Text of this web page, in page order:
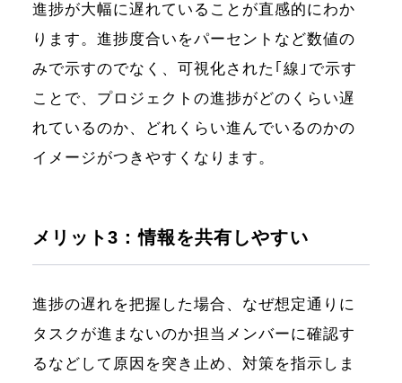
進捗が大幅に遅れていることが直感的にわか
ります。進捗度合いをパーセントなど数値の
みで示すのでなく、可視化された｢線｣で示す
ことで、プロジェクトの進捗がどのくらい遅
れているのか、どれくらい進んでいるのかの
イメージがつきやすくなります。
メリット3：情報を共有しやすい
進捗の遅れを把握した場合、なぜ想定通りに
タスクが進まないのか担当メンバーに確認す
るなどして原因を突き止め、対策を指示しま